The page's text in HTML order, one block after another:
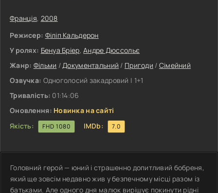
Франція, 2008
Режисер: Філіп Кальдерон
У ролях: Бенуа Бріер,Андре Дюссольє
Жанр: Фільми /Документальний / Пригоди / Сімейний
Озвучка: Одноголосий закадровий | 1+1
Тривалість: 01:14:06
Оновлення: Новинка на сайті
Якість:
FHD 1080 IMDb: 7.0
Головний герой — юний і страшенно допитливий бобреня,
який ще зовсім недавно жив у безпечному місці разом із
батьками. Але одного дня малюк вирішує покинути рідні